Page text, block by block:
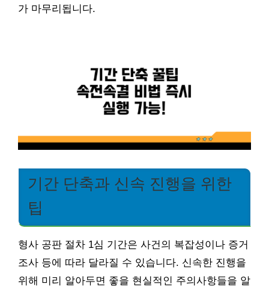
가 마무리됩니다.
기간 단축과 신속 진행을 위한
팁
형사 공판 절차 1심 기간은 사건의 복잡성이나 증거
조사 등에 따라 달라질 수 있습니다. 신속한 진행을
위해 미리 알아두면 좋을 현실적인 주의사항들을 알